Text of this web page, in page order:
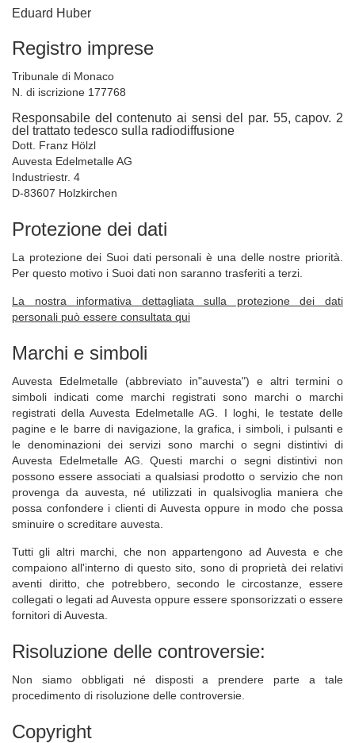
MAGAZZINAGGIO
Bilancio giornaliero
Consegna
PARTNER
Produttore
Immagazzinaggio
Spedizione
CHI SIAMO
Team
Storia
FAQ
Eduard Huber
Registro imprese
Tribunale di Monaco
N. di iscrizione 177768
Responsabile del contenuto ai sensi del par. 55, capov. 2
del trattato tedesco sulla radiodiffusione
Dott. Franz Hölzl
Auvesta Edelmetalle AG
Industriestr. 4
D-83607 Holzkirchen
Protezione dei dati
La protezione dei Suoi dati personali è una delle nostre priorità.
Per questo motivo i Suoi dati non saranno trasferiti a terzi.
La nostra informativa dettagliata sulla protezione dei dati
personali può essere consultata qui
Marchi e simboli
Auvesta Edelmetalle (abbreviato in"auvesta") e altri termini o
simboli indicati come marchi registrati sono marchi o marchi
registrati della Auvesta Edelmetalle AG. I loghi, le testate delle
pagine e le barre di navigazione, la grafica, i simboli, i pulsanti e
le denominazioni dei servizi sono marchi o segni distintivi di
Auvesta Edelmetalle AG. Questi marchi o segni distintivi non
possono essere associati a qualsiasi prodotto o servizio che non
provenga da auvesta, né utilizzati in qualsivoglia maniera che
possa confondere i clienti di Auvesta oppure in modo che possa
sminuire o screditare auvesta.
Tutti gli altri marchi, che non appartengono ad Auvesta e che
compaiono all'interno di questo sito, sono di proprietà dei relativi
aventi diritto, che potrebbero, secondo le circostanze, essere
collegati o legati ad Auvesta oppure essere sponsorizzati o essere
fornitori di Auvesta.
Risoluzione delle controversie:
Non siamo obbligati né disposti a prendere parte a tale
procedimento di risoluzione delle controversie.
Copyright